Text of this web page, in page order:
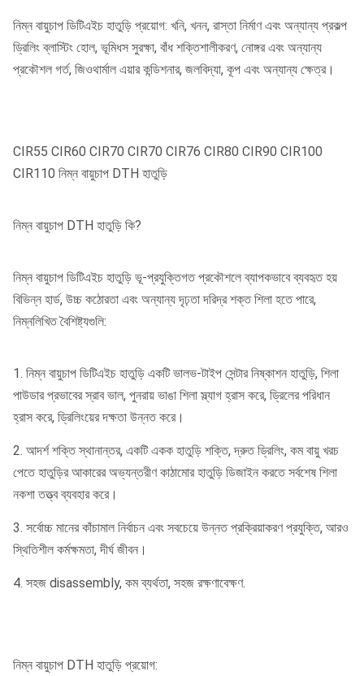
নিম্ন বায়ুচাপ ডিটিএইচ হাতুড়ি প্রয়োগ: খনি, খনন, রাস্তা নির্মাণ এবং অন্যান্য প্রকল্প
ড্রিলিং ব্লাস্টিং হোল, ভূমিধস সুরক্ষা, বাঁধ শক্তিশালীকরণ, নোঙ্গর এবং অন্যান্য
প্রকৌশল গর্ত, জিওথার্মাল এয়ার কন্ডিশনার, জলবিদ্যা, কূপ এবং অন্যান্য ক্ষেত্র।
CIR55 CIR60 CIR70 CIR70 CIR76 CIR80 CIR90 CIR100
CIR110 নিম্ন বায়ুচাপ DTH হাতুড়ি
নিম্ন বায়ুচাপ DTH হাতুড়ি কি?
নিম্ন বায়ুচাপ ডিটিএইচ হাতুড়ি ভূ-প্রযুক্তিগত প্রকৌশলে ব্যাপকভাবে ব্যবহৃত হয়
বিভিন্ন হার্ড, উচ্চ কঠোরতা এবং অন্যান্য দৃঢ়তা দরিদ্র শক্ত শিলা হতে পারে,
নিম্নলিখিত বৈশিষ্ট্যগুলি:
1. নিম্ন বায়ুচাপ ডিটিএইচ হাতুড়ি একটি ভালভ-টাইপ সেন্টার নিষ্কাশন হাতুড়ি, শিলা
পাউডার প্রভাবের স্রাব ভাল, পুনরায় ভাঙা শিলা স্ল্যাগ হ্রাস করে, ড্রিলের পরিধান
হ্রাস করে, ড্রিলিংয়ের দক্ষতা উন্নত করে।
2. আদর্শ শক্তি স্থানান্তর, একটি একক হাতুড়ি শক্তি, দ্রুত ড্রিলিং, কম বায়ু খরচ
পেতে হাতুড়ির আকারের অভ্যন্তরীণ কাঠামোর হাতুড়ি ডিজাইন করতে সর্বশেষ শিলা
নকশা তত্ত্ব ব্যবহার করে।
3. সর্বোচ্চ মানের কাঁচামাল নির্বাচন এবং সবচেয়ে উন্নত প্রক্রিয়াকরণ প্রযুক্তি, আরও
স্থিতিশীল কর্মক্ষমতা, দীর্ঘ জীবন।
4. সহজ disassembly, কম ব্যর্থতা, সহজ রক্ষণাবেক্ষণ.
নিম্ন বায়ুচাপ DTH হাতুড়ি প্রয়োগ: